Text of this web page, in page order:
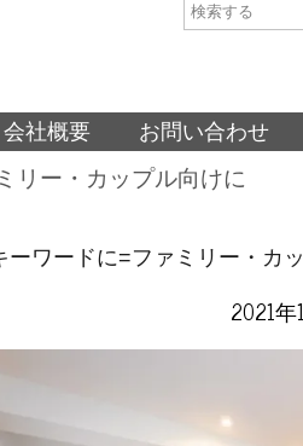
会社概要 お問い合わせ
リー・カップル向けに
ワードに=ファミリー・カ
2021年